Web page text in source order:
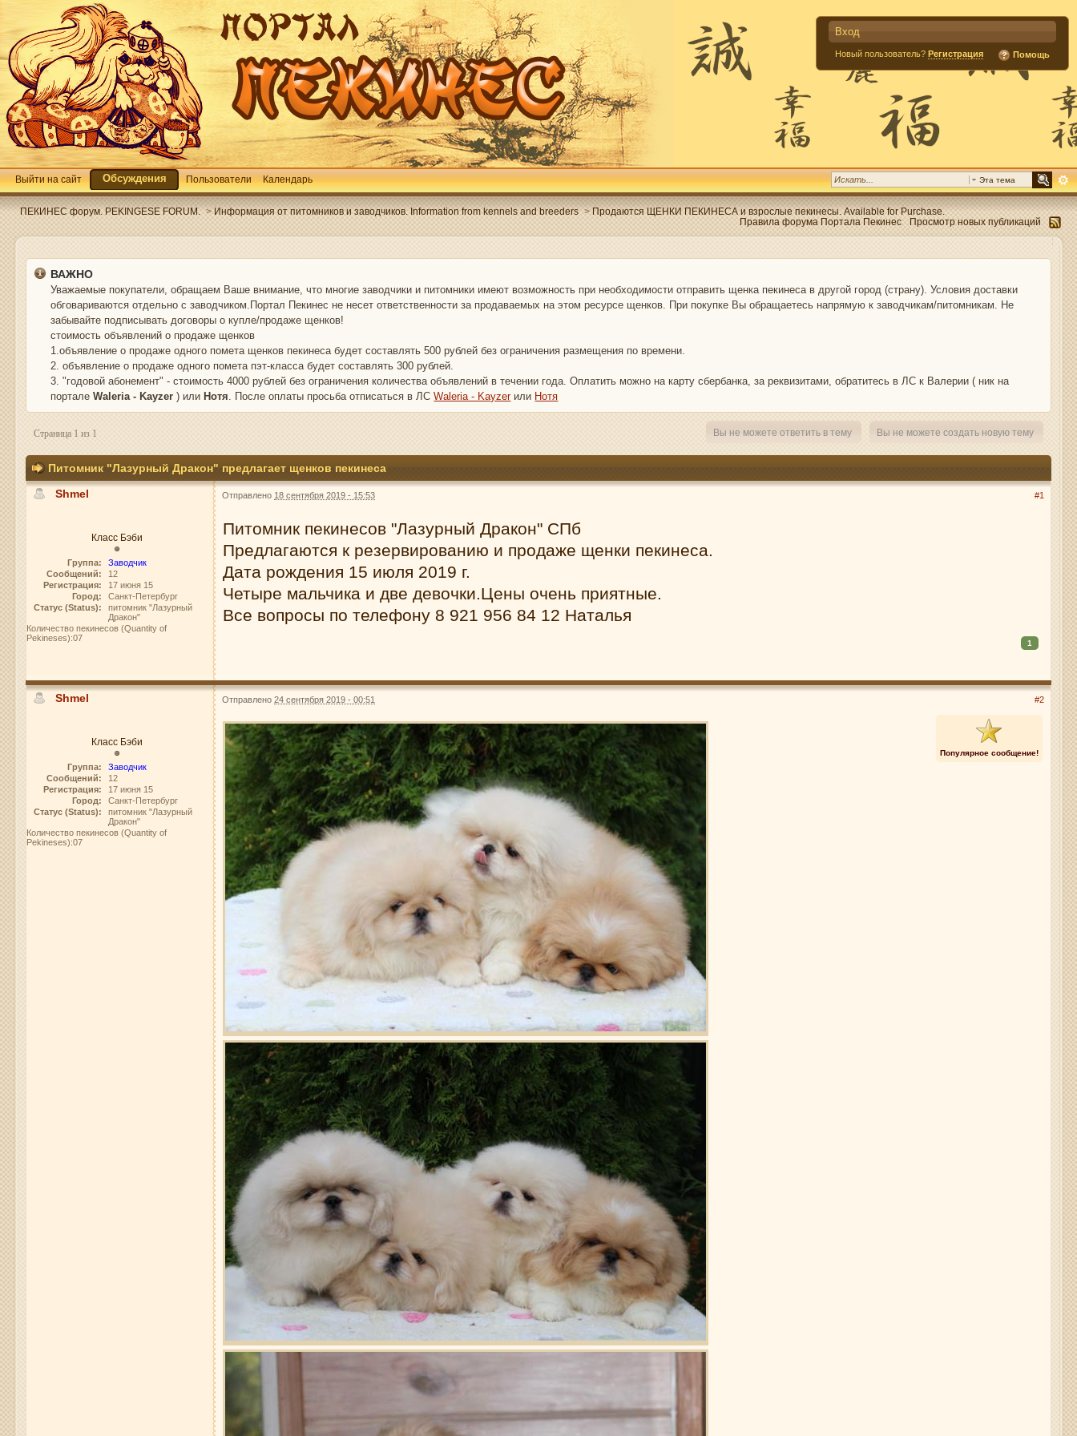
Вход
Новый пользователь? Регистрация Помощь
Эта тема
Выйти на сайт Обсуждения Пользователи Календарь
ПЕКИНЕС форум. PEKINGESE FORUM. > Информация от питомников и заводчиков. Information from kennels and breeders > Продаются ЩЕНКИ ПЕКИНЕСА и взрослые пекинесы. Available for Purchase.
Правила форума Портала Пекинес
Просмотр новых публикаций
ВАЖНО
Уважаемые покупатели, обращаем Ваше внимание, что многие заводчики и питомники имеют возможность при необходимости отправить щенка пекинеса в другой город (страну). Условия доставки
обговариваются отдельно с заводчиком.Портал Пекинес не несет ответственности за продаваемых на этом ресурсе щенков. При покупке Вы обращаетесь напрямую к заводчикам/питомникам. Не
забывайте подписывать договоры о купле/продаже щенков!
стоимость объявлений о продаже щенков
1.объявление о продаже одного помета щенков пекинеса будет составлять 500 рублей без ограничения размещения по времени.
2. объявление о продаже одного помета пэт-класса будет составлять 300 рублей.
3. "годовой абонемент" - стоимость 4000 рублей без ограничения количества объявлений в течении года. Оплатить можно на карту сбербанка, за реквизитами, обратитесь в ЛС к Валерии ( ник на
порталеWaleria - Kayzer ) или Нотя. После оплаты просьба отписаться в ЛСWaleria - Kayzerили Нотя
Страница 1 из 1 Вы не можете создать новую тему
Вы не можете ответить в тему
Питомник "Лазурный Дракон" предлагает щенков пекинеса
#1
Shmel
Класс Бэби
Группа:
Заводчик
Сообщений:
12
Регистрация:
17 июня 15
Город:
Санкт-Петербург
Статус (Status):
питомник "Лазурный
Дракон"
Количество пекинесов (Quantity of
Pekineses):07
Отправлено 18 сентября 2019 - 15:53
Питомник пекинесов "Лазурный Дракон" СПб
Предлагаются к резервированию и продаже щенки пекинеса.
Дата рождения 15 июля 2019 г.
Четыре мальчика и две девочки.Цены очень приятные.
Все вопросы по телефону 8 921 956 84 12 Наталья
1
#2
Shmel
Класс Бэби
Группа:
Заводчик
Сообщений:
12
Регистрация:
17 июня 15
Город:
Санкт-Петербург
Статус (Status):
питомник "Лазурный
Дракон"
Количество пекинесов (Quantity of
Pekineses):07
Отправлено24 сентября 2019 - 00:51
Популярное сообщение!